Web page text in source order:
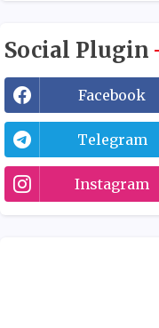
Social Plugin
Facebook
Telegram
Instagram